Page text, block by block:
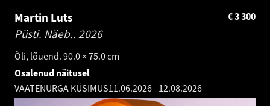
Martin Luts
Püsti. Näeb.. 2026
Õli, lõuend. 90.0 × 75.0 cm
3 300
€
Osalenud näitusel
VAATENURGA KÜSIMUS11.06.2026- 12.08.2026